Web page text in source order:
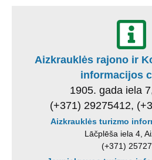
Aizkrauklės rajono ir
informacijos
1905. gada iela
(+371) 29275412,
Aizkrauklės turizmo
Lāčplēša iela 4,
(+371)